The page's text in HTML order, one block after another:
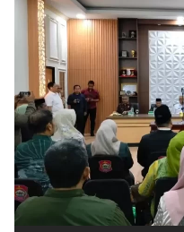
Partner
Insight
Suara
Time
Lens
Daily
Jogja
Jalan
Rakyat
Idealita
News
Notice
Dinamikapost.com
Radar
Baru
Seedbacklink
Follow
Kabarbaru